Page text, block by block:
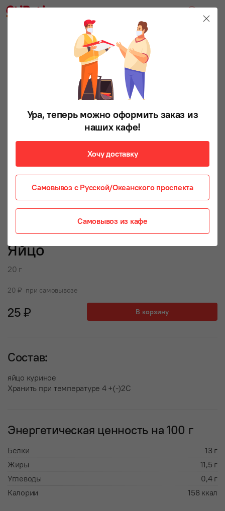
Яйцо
20 г
20 ₽ при самовывозе
25 ₽ В корзину
Состав:
яйцо куриное
Хранить при температуре 4 +(-)2С
Энергетическая ценность на 100 г
Белки
13 г
Жиры
11,5 г
Углеводы
0,4 г
Калории
158 ккал
Ура, теперь можно оформить заказ из
наших кафе!
Хочу доставку
Самовывоз с Русской/Океанского проспекта
Самовывоз из кафе